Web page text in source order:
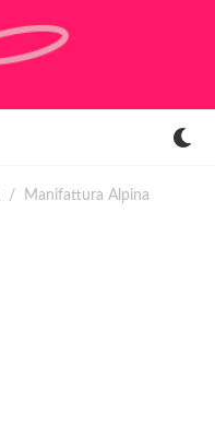
Manifattura Alpina